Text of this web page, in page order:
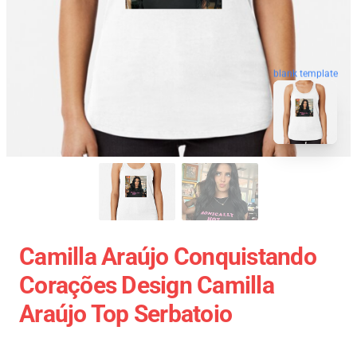
blank template
Camilla Araújo Conquistando
Corações Design Camilla
Araújo Top Serbatoio